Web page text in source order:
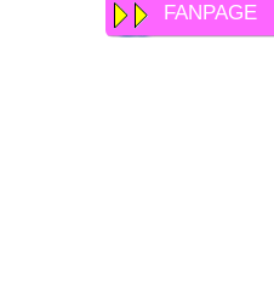
FANPAGE